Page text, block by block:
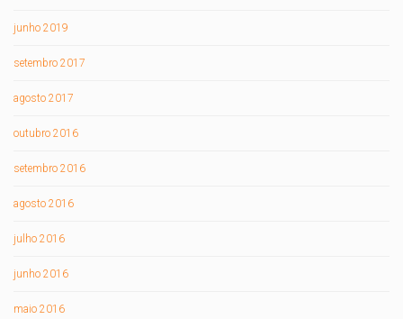
junho 2019
setembro 2017
agosto 2017
outubro 2016
setembro 2016
agosto 2016
julho 2016
junho 2016
maio 2016